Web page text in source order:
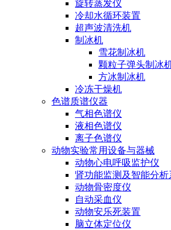
旋转蒸发仪
冷却水循环装置
超声波清洗机
制冰机
雪花制冰机
颗粒子弹头制冰
方冰制冰机
冷冻干燥机
色谱质谱仪器
气相色谱仪
液相色谱仪
离子色谱仪
动物实验常用设备与器械
动物心电呼吸监护仪
肾功能监测及智能分析
动物骨密度仪
自动采血仪
动物安乐死装置
脑立体定位仪